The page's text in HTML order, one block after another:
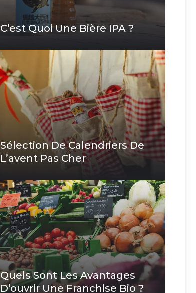
C’est Quoi Une Bière IPA ?
Sélection De Calendriers De
L’avent Pas Cher
Quels Sont Les Avantages
D’ouvrir Une Franchise Bio ?